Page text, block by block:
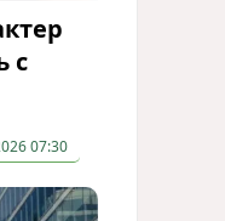
с
07:30